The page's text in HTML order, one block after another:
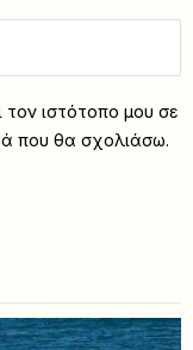
ιστότοπο μου σε
που θα σχολιάσω.